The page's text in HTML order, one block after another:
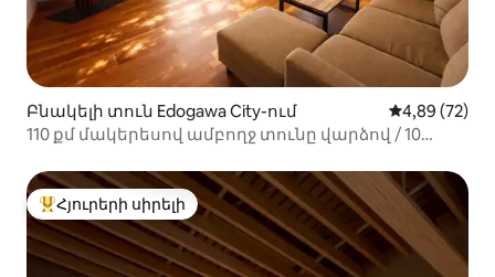
Բնակելի տուն Edogawa City-ում Միջին
4,89 (72)
110 քմ մակերեսով ամբողջ տունը վարձով / 10
ամենամոտակայքի կայարանից / Կարող է
տեղավորել 12 հոգու / Դիսնեյի հանգստավայրից
12 րոպե հեռավորության վրա / Օդանավակայանի
ավտոբուսը հարմար է
Հյուրերի սիրելի լավագույն տները
Հյուրերի սիրելի